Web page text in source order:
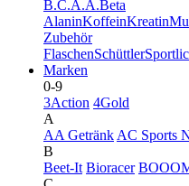
B.C.A.A.Beta
AlaninKoffeinKreatin
Zubehör
FlaschenSchüttler
Marken
0-9
3Action 4Gold
A
AA Getränk AC Sports
B
Beet-It Bioracer